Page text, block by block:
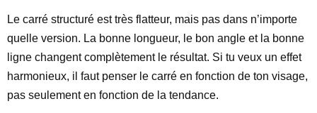
Le carré structuré est très flatteur, mais pas dans n’importe
quelle version. La bonne longueur, le bon angle et la bonne
ligne changent complètement le résultat. Si tu veux un effet
harmonieux, il faut penser le carré en fonction de ton visage,
pas seulement en fonction de la tendance.